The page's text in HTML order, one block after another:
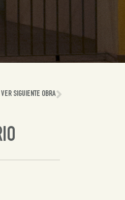
VER SIGUIENTE OBRA